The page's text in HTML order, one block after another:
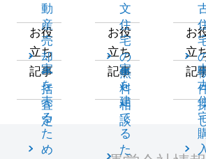
動
産
売
却
一
括
査
定
お役
立ち
記事
家
を
売
る
た
め
文
住
宅
の
無
料
相
談
お役
立ち
記事
家
を
建
て
る
た
お
立
記
入